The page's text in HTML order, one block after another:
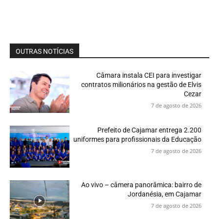
OUTRAS NOTÍCIAS
Câmara instala CEI para investigar
contratos milionários na gestão de Elvis
Cezar
7 de agosto de 2026
Prefeito de Cajamar entrega 2.200
uniformes para profissionais da Educação
7 de agosto de 2026
Ao vivo – câmera panorâmica: bairro de
Jordanésia, em Cajamar
7 de agosto de 2026